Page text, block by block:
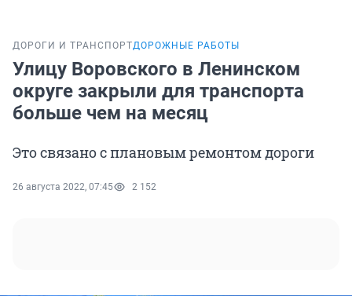
ДОРОГИ И ТРАНСПОРТДОРОЖНЫЕ РАБОТЫ
Улицу Воровского в Ленинском
округе закрыли для транспорта
больше чем на месяц
Это связано с плановым ремонтом дороги
26 августа 2022, 07:45 2 152